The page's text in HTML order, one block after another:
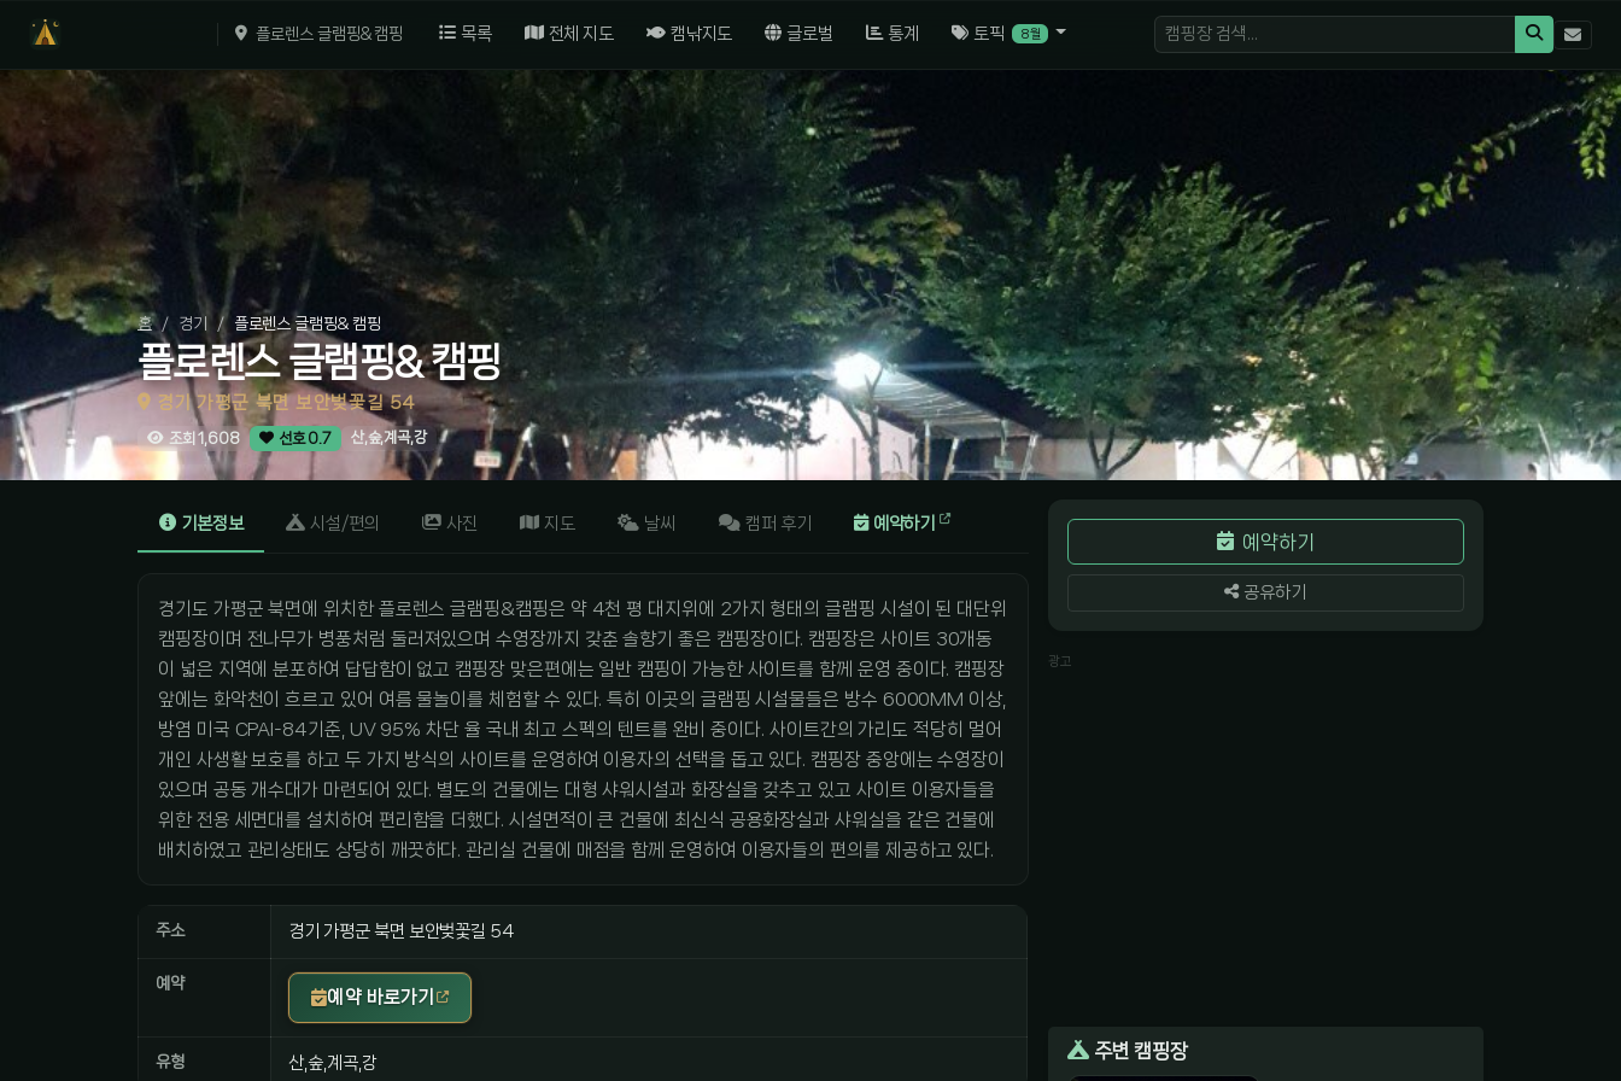
플로렌스 글램핑& 캠핑 목록 전체 지도 캠낚지도 글로벌 통계 토픽 8월
홈 경기 플로렌스 글램핑& 캠핑
플로렌스 글램핑& 캠핑
경기 가평군 북면 보안벚꽃길 54
조회 1,608 선호 0.7 산,숲,계곡,강
기본정보 시설/편의 사진 지도 날씨 캠퍼 후기 예약하기
경기도 가평군 북면에 위치한 플로렌스 글램핑&캠핑은 약 4천 평 대지위에 2가지 형태의 글램핑 시설이 된 대단위
캠핑장이며 전나무가 병풍처럼 둘러져있으며 수영장까지 갖춘 솔향기 좋은 캠핑장이다. 캠핑장은 사이트 30개동
이 넓은 지역에 분포하여 답답함이 없고 캠핑장 맞은편에는 일반 캠핑이 가능한 사이트를 함께 운영 중이다. 캠핑장
앞에는 화악천이 흐르고 있어 여름 물놀이를 체험할 수 있다. 특히 이곳의 글램핑 시설물들은 방수 6000MM 이상,
방염 미국 CPAI-84기준, UV 95% 차단 율 국내 최고 스펙의 텐트를 완비 중이다. 사이트간의 가리도 적당히 멀어
개인 사생활 보호를 하고 두 가지 방식의 사이트를 운영하여 이용자의 선택을 돕고 있다. 캠핑장 중앙에는 수영장이
있으며 공동 개수대가 마련되어 있다. 별도의 건물에는 대형 샤워시설과 화장실을 갖추고 있고 사이트 이용자들을
위한 전용 세면대를 설치하여 편리함을 더했다. 시설면적이 큰 건물에 최신식 공용화장실과 샤워실을 같은 건물에
배치하였고 관리상태도 상당히 깨끗하다. 관리실 건물에 매점을 함께 운영하여 이용자들의 편의를 제공하고 있다.
주소 경기 가평군 북면 보안벚꽃길 54
예약
예약 바로가기
유형 산,숲,계곡,강
예약하기
공유하기
광고
주변 캠핑장